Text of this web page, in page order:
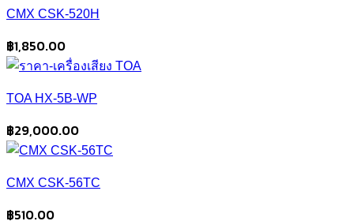
CMX CSK-520H
฿1,850.00
TOA HX-5B-WP
฿29,000.00
CMX CSK-56TC
฿510.00